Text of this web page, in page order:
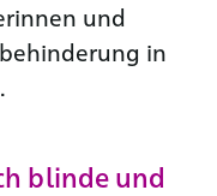
und
in
blinde und